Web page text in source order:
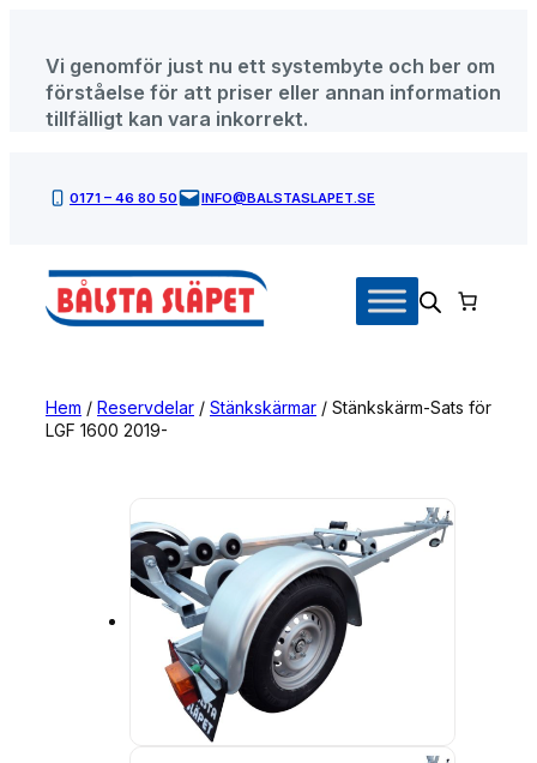
innehåll
Vi genomför just nu ett systembyte och ber om
förståelse för att priser eller annan information
tillfälligt kan vara inkorrekt.
0171 – 46 80 50 INFO@BALSTASLAPET.SE
Hem / Reservdelar / Stänkskärmar / Stänkskärm-Sats för
LGF 1600 2019-